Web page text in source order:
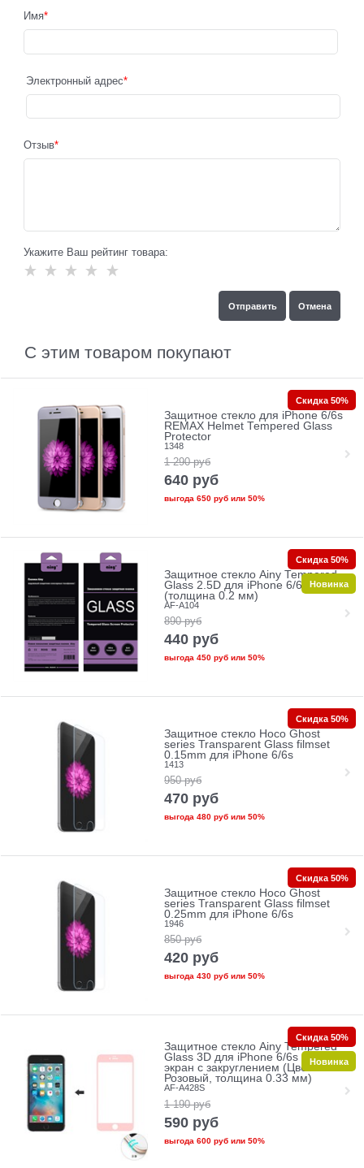
Имя
Электронный адрес
Отзыв
Укажите Ваш рейтинг товара:
С этим товаром покупают
Защитное стекло для iPhone 6/6s
REMAX Helmet Tempered Glass
Protector
1348
1 290 руб
640 руб
выгода 650 рубили 50%
Скидка 50%
Защитное стекло Ainy Tempered
Glass 2.5D для iPhone 6/6s
(толщина 0.2 мм)
AF-A104
890 руб
440 руб
выгода 450 рубили 50%
Скидка 50%
Новинка
Защитное стекло Hoco Ghost
series Transparent Glass filmset
0.15mm для iPhone 6/6s
1413
950 руб
470 руб
выгода 480 рубили 50%
Скидка 50%
Защитное стекло Hoco Ghost
series Transparent Glass filmset
0.25mm для iPhone 6/6s
1946
850 руб
420 руб
выгода 430 рубили 50%
Скидка 50%
Защитное стекло Ainy Tempered
Glass 3D для iPhone 6/6s на весь
экран с закруглением (Цвет:
Розовый, толщина 0.33 мм)
AF-A428S
1 190 руб
590 руб
выгода 600 рубили 50%
Скидка 50%
Новинка